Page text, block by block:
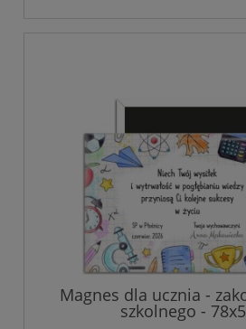
Magnes dla ucznia -
szkolnego -